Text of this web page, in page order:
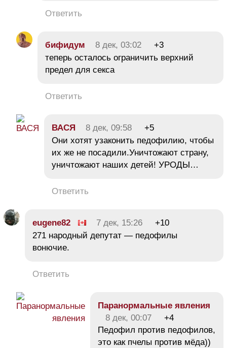
Ответить
бифидум 8 дек, 03:02
+3
теперь осталось ограничить верхний
предел для секса
Ответить
ВАСЯ 8 дек, 09:58
+5
Они хотят узаконить педофилию, чтобы
их же не посадили.Уничтожают страну,
уничтожают наших детей! УРОДЫ…
Ответить
eugene82 7 дек, 15:26
+10
271 народный депутат — педофилы
вонючие.
Ответить
Паранормальные явления
8 дек, 00:07
+4
Педофил против педофилов,
это как пчелы против мёда))